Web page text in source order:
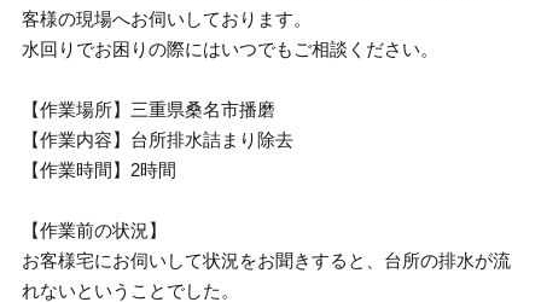
客様の現場へお伺いしております。
水回りでお困りの際にはいつでもご相談ください。
【作業場所】三重県桑名市播磨
【作業内容】台所排水詰まり除去
【作業時間】2時間
【作業前の状況】
お客様宅にお伺いして状況をお聞きすると、台所の排水が流
れないということでした。